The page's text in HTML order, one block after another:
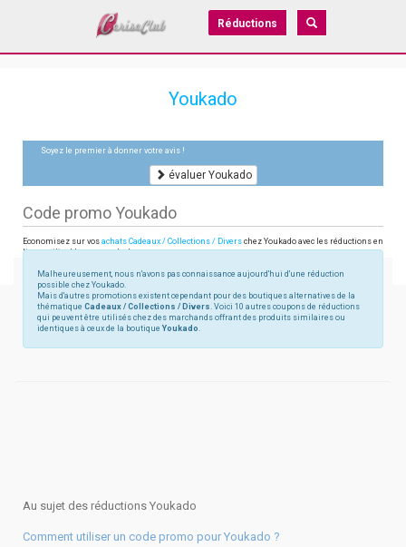
Réductions
Youkado
Soyez le premier à donner votre avis !
évaluer Youkado
Code promo Youkado
Economisez sur vos achats Cadeaux / Collections / Divers chez Youkado avec les réductions en
ligne utilisables sur youkado.com
Malheureusement, nous n'avons pas connaissance aujourd'hui d'une réduction
possible chez Youkado.
Mais d'autres promotions existent cependant pour des boutiques alternatives de la
thématique Cadeaux / Collections / Divers. Voici 10 autres coupons de réductions
qui peuvent être utilisés chez des marchands offrant des produits similaires ou
identiques à ceux de la boutique Youkado.
Au sujet des réductions Youkado
Comment utiliser un code promo pour Youkado ?